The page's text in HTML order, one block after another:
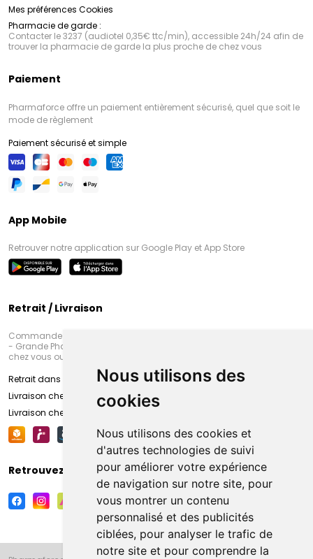
Nous utilisons des
cookies
Nous utilisons des cookies et
d'autres technologies de suivi
pour améliorer votre expérience
de navigation sur notre site, pour
vous montrer un contenu
personnalisé et des publicités
ciblées, pour analyser le trafic de
notre site et pour comprendre la
Mes préférences Cookies
Pharmacie de garde :
Contacter le 3237 (audiotel 0,35€ ttc/min), accessible 24h/24 afin de
trouver la pharmacie de garde la plus proche de chez vous
Paiement
Pharmaforce offre un paiement entièrement sécurisé, quel que soit le
mode de règlement
Paiement sécurisé et simple
App Mobile
Retrouver notre application sur Google Play et App Store
Retrait / Livraison
Commandez en ligne et venez chercher votre commande à Amiens
- Grande Pharmacie d’Amiens (Fachon) ou recevez-là rapidement
chez vous ou en point retrait
Retrait dans la pharmacie d’Amiens
Livraison chez vous
Livraison chez votre commerçant
Retrouvez-nous sur vos réseaux sociaux